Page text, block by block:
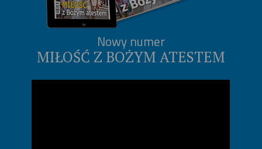
Nowy numer
MIŁOŚĆ Z BOŻYM ATESTEM